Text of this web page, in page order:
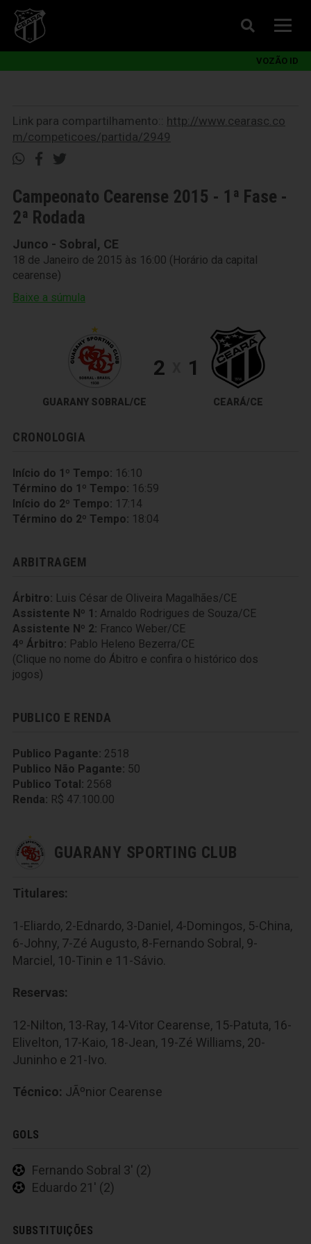
VOZÃO ID
Link para compartilhamento:: http://www.cearasc.co
m/competicoes/partida/2949
Campeonato Cearense 2015 - 1ª Fase -
2ª Rodada
Junco - Sobral, CE
18 de Janeiro de 2015 às 16:00 (Horário da capital
cearense)
Baixe a súmula
GUARANY SOBRAL/CE
2 1
CEARÁ/CE
CRONOLOGIA
Início do 1º Tempo: 16:10
Término do 1º Tempo: 16:59
Início do 2º Tempo: 17:14
Término do 2º Tempo: 18:04
ARBITRAGEM
Árbitro: Luis César de Oliveira Magalhães/CE
Assistente Nº 1: Arnaldo Rodrigues de Souza/CE
Assistente Nº 2: Franco Weber/CE
4º Árbitro: Pablo Heleno Bezerra/CE
(Clique no nome do Ábitro e confira o histórico dos
jogos)
PUBLICO E RENDA
Publico Pagante: 2518
Publico Não Pagante: 50
Publico Total: 2568
Renda: R$ 47.100.00
GUARANY SPORTING CLUB
Titulares:
1-Eliardo, 2-Ednardo, 3-Daniel, 4-Domingos, 5-China,
6-Johny, 7-Zé Augusto, 8-Fernando Sobral, 9-
Marciel, 10-Tinin e 11-Sávio.
Reservas:
12-Nilton, 13-Ray, 14-Vitor Cearense, 15-Patuta, 16-
Elivelton, 17-Kaio, 18-Jean, 19-Zé Williams, 20-
Juninho e 21-Ivo.
Técnico: JÃºnior Cearense
GOLS
Fernando Sobral 3' (2)
Eduardo 21' (2)
SUBSTITUIÇÕES